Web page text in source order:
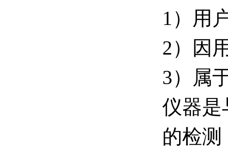
1）用
2）因
3）属
仪器是
的检